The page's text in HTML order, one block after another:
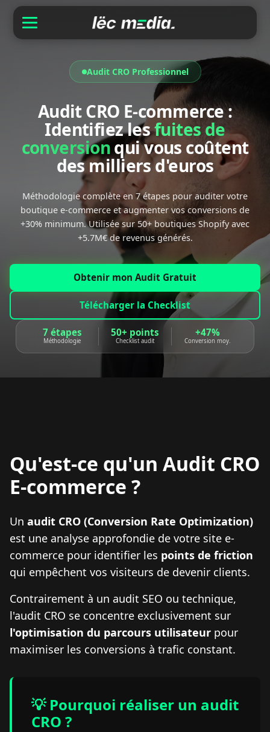
Audit CRO Professionnel
Audit CRO E-commerce :
Identifiez lesfuites de
conversionqui vous coûtent
des milliers d'euros
Méthodologie complète en 7 étapes pour auditer votre
boutique e-commerce et augmenter vos conversions de
+30% minimum. Utilisée sur 50+ boutiques Shopify avec
+5.7M€ de revenus générés.
Obtenir mon Audit Gratuit
Télécharger la Checklist
7 étapes
Méthodologie
50+ points
Checklist audit
+47%
Conversion moy.
Qu'est-ce qu'un Audit CRO
E-commerce ?
Un audit CRO (Conversion Rate Optimization)
est une analyse approfondie de votre site e-
commerce pour identifier les points de friction
qui empêchent vos visiteurs de devenir clients.
Contrairement à un audit SEO ou technique,
l'audit CRO se concentre exclusivement sur
l'optimisation du parcours utilisateur pour
maximiser les conversions à trafic constant.
💡 Pourquoi réaliser un audit
CRO ?